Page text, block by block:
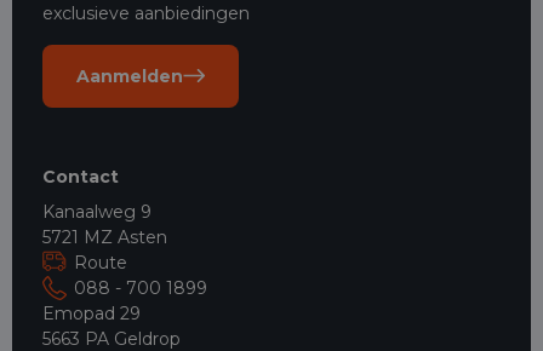
exclusieve aanbiedingen
Aanmelden
Contact
Kanaalweg 9
5721 MZ Asten
Route
088 - 700 1899
Emopad 29
5663 PA Geldrop